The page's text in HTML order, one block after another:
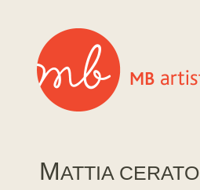
MATTIA CERATO